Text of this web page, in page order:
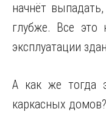
начнёт
глубже. Все это
эксплуатации
А как же тогда
каркасных домов?